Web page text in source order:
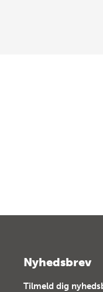
Nyhedsbrev
Tilmeld dig